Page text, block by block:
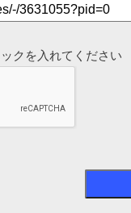
クを入れてください